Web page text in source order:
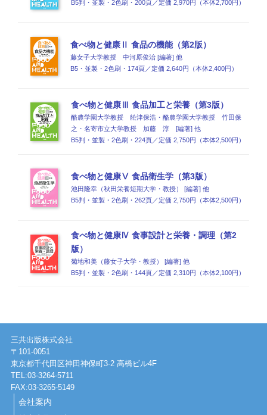
B5判・並製・2色刷・200頁／定価 2,970円（本体2,700円）
食べ物と健康Ⅱ 食品の機能（第2版）
藤女子大学教授 中河原俊治 [編著] 他
B5・並製・2色刷・174頁／定価 2,640円（本体2,400円）
食べ物と健康Ⅲ 食品加工と栄養（第3版）
酪農学園大学教授 舩津保浩・酪農学園大学教授 竹田保
之・名寄市立大学教授 加藤 淳 [編著] 他
B5判・並製・2色刷・224頁／定価 2,750円（本体2,500円）
食べ物と健康Ⅴ 食品衛生学（第3版）
池田隆幸（秋田栄養短期大学・教授） [編著] 他
B5判・並製・2色刷・262頁／定価 2,750円（本体2,500円）
食べ物と健康Ⅳ 食事設計と栄養・調理（第2
版）
菊地和美（藤女子大学・教授） [編著] 他
B5判・並製・2色刷・144頁／定価 2,310円（本体2,100円）
三共出版株式会社
〒101-0051
東京都千代田区神田神保町3-2 高橋ビル4F
TEL:03-3264-5711
FAX:03-3265-5149
会社案内